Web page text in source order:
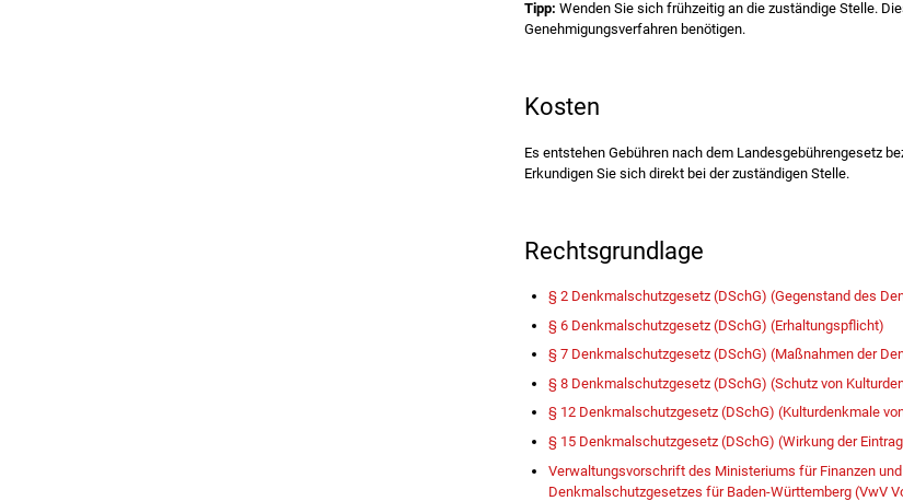
Tipp: Wenden Sie sich frühzeitig an die zuständige Stelle.
Genehmigungsverfahren benötigen.
Kosten
Es entstehen Gebühren nach dem Landesgebührengesetz
Erkundigen Sie sich direkt bei der zuständigen Stelle.
Rechtsgrundlage
§ 2 Denkmalschutzgesetz (DSchG) (Gegenstand des
§ 6 Denkmalschutzgesetz (DSchG) (Erhaltungspflicht)
§ 7 Denkmalschutzgesetz (DSchG) (Maßnahmen der
§ 8 Denkmalschutzgesetz (DSchG) (Schutz von
§ 12 Denkmalschutzgesetz (DSchG) (Kulturdenkmale
§ 15 Denkmalschutzgesetz (DSchG) (Wirkung der
Verwaltungsvorschrift des Ministeriums für Finanzen
Denkmalschutzgesetzes für Baden-Württemberg (VwV